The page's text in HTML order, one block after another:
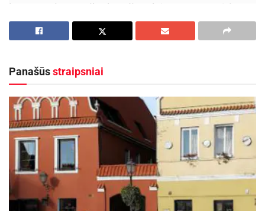
lengvesnis, o vaikų kasdienybė – saugesnė ir
šviesesnė.
Nemokamą maitinimą.
SVARBU! Visi priešmokyklinukai, pirmokai ir
antrokai gauna nemokamus pietus be atskiro
tėvų prašymo.
Aktualios naujienos
Iki dešimtadalio skubiosios medicinos pagalbos
Panašūsstraipsniai